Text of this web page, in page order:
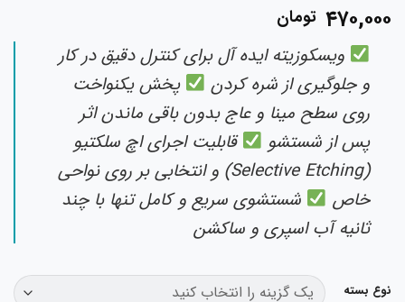
۴۷۰,۰۰۰ تومان
ویسکوزیته ایده آل برای کنترل دقیق در کار
و جلوگیری از شره کردن
پخش یکنواخت
روی سطح مینا و عاج بدون باقی ماندن اثر
پس از شستشو
قابلیت اجرای اچ سلکتیو
(Selective Etching) و انتخابی بر روی نواحی
خاص
شستشوی سریع و کامل تنها با چند
ثانیه آب اسپری و ساکشن
نوع بسته